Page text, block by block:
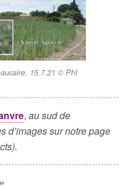
15.7.21 © PhI
, au sud de
d’images sur notre page